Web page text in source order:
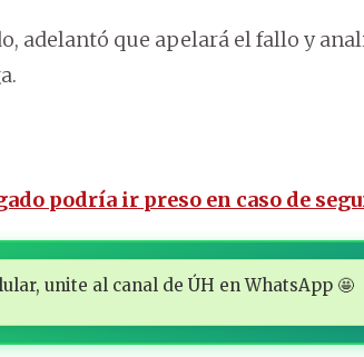
adelantó que apelará el fallo y
podría ir preso en caso de
unite al canal de ÚH en WhatsApp 🤩